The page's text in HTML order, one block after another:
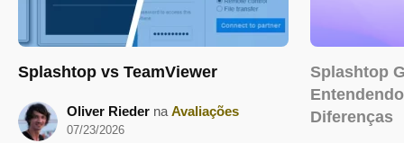
Splashtop vs TeamViewer
Oliver Rieder na Avaliações
07/23/2026
Splashtop
Diferenças